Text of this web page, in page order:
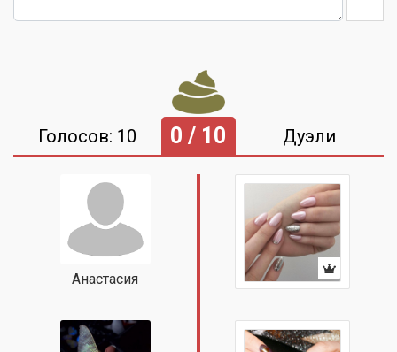
Голосов: 10 0 / 10 Дуэли
Анастасия